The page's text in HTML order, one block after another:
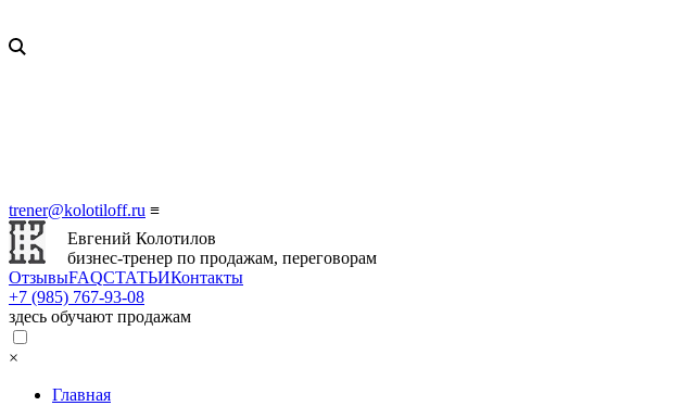
trener@kolotiloff.ru ≡
Евгений Колотилов
бизнес-тренер по продажам, переговорам
ОтзывыFAQСТАТЬИКонтакты
+7 (985) 767‑93‑08
здесь обучают продажам
×
Главная